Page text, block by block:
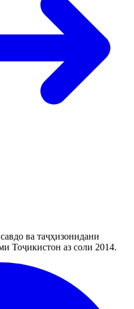
ва таҷҳизонидани
Тоҷикистон аз соли 2014.